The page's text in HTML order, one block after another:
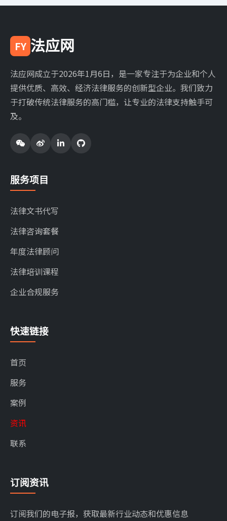
FY 法应网
法应网成立于2026年1月6日，是一家专注于为企业和个人
提供优质、高效、经济法律服务的创新型企业。我们致力
于打破传统法律服务的高门槛，让专业的法律支持触手可
及。
服务项目
法律文书代写
法律咨询套餐
年度法律顾问
法律培训课程
企业合规服务
快速链接
首页
服务
案例
资讯
联系
订阅资讯
订阅我们的电子报，获取最新行业动态和优惠信息